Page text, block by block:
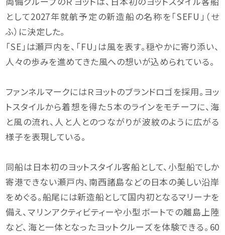
として2027年就航予定の新造船の名称を「SEFU」（せ
ふ）に決定した。
「SE」は瀬戸内を、「FU」は風を表す。穏やかに寄り添い、
人々の歩みを進めてきた風への想いが込められている。
ファンネルマークにはＲヨットのブランドロゴを採用。ヨッ
トスタイルから着想を得た５本のラインをモチーフに、海
と風の流れ、人と人とのつながりが波紋のように広がる
様子を表現している。
同船は日本初のヨットスタイル客船として、小型船でしか
寄港できない瀬戸内、南西諸島などの日本の美しい沿岸
をめぐる。船尾には新造船として国内初となるマリーナを
備え、マリンアクティビティーや小型ボートでの離島上陸
など、海と一体となったヨットクルーズを体験できる。60